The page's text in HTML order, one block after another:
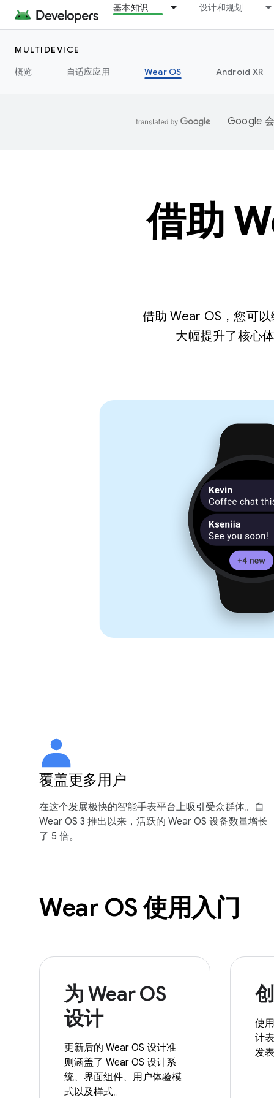
基本知识 设计和规划
MULTIDEVICE
概览
自适应应用 Wear OS Android XR
Google
借助
借助 Wear OS，您可
大幅提升了核心
覆盖更多用户
在这个发展极快的智能手表平台上吸引受众群体。自
Wear OS 3 推出以来，活跃的 Wear OS 设备数量增长
了 5 倍。
Wear OS 使用入门
为 Wear OS
设计
更新后的 Wear OS 设计准
则涵盖了 Wear OS 设计系
统、界面组件、用户体验模
式以及样式。
使
计
发